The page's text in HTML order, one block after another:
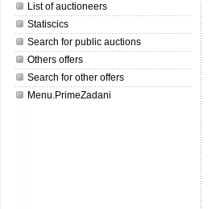
List of auctioneers
Statiscics
Search for public auctions
Others offers
Search for other offers
Menu.PrimeZadani